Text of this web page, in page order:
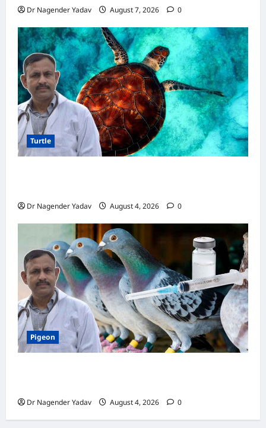
Dr Nagender Yadav August 7, 2026 0
Turtle
Dr Nagender Yadav August 4, 2026 0
Pigeon
Dr Nagender Yadav August 4, 2026 0